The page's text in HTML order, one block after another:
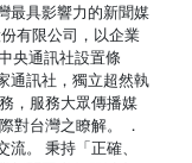
最具影響力的新聞媒
有限公司，以企業
央通訊社設置條
通訊社，獨立超然執
，服務大眾傳播媒
對台灣之瞭解。 ．
。 秉持「正確、